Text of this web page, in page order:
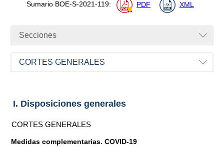
Sumario BOE-S-2021-119: PDF XML
Secciones
CORTES GENERALES
I. Disposiciones generales
CORTES GENERALES
Medidas complementarias. COVID-19